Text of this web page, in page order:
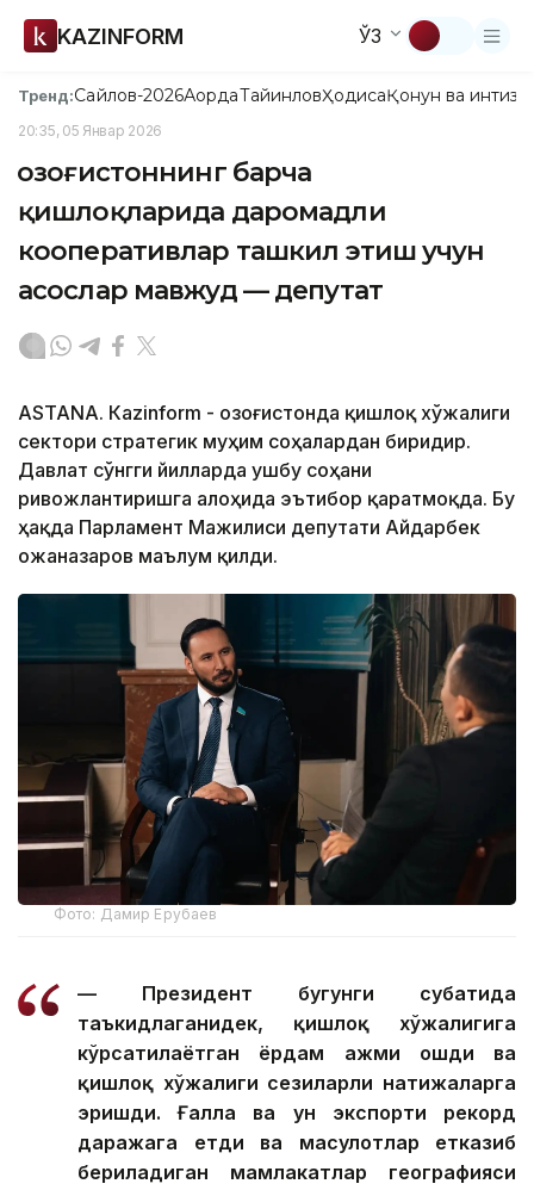
KAZINFORM ЎЗ
Тренд:Сайлов-2026АқордаТайинловҲодисаҚонун ва
20:35, 05 Январ 2026
Қозоғистоннинг барча
қишлоқларида даромадли
кооперативлар ташкил этиш учун
асослар мавжуд — депутат
ASTANА. Кazinform - Қозоғистонда қишлоқ хўжалиги
сектори стратегик муҳим соҳалардан биридир.
Давлат сўнгги йилларда ушбу соҳани
ривожлантиришга алоҳида эътибор қаратмоқда. Бу
ҳақда Парламент Мажилиси депутати Айдарбек
Қожаназаров маълум қилди.
Фото: Дамир Ерубаев
— Президент бугунги суҳбатида
таъкидлаганидек, қишлоқ хўжалигига
кўрсатилаётган ёрдам ҳажми ошди ва
қишлоқ хўжалиги сезиларли натижаларга
эришди. Ғалла ва ун экспорти рекорд
даражага етди ва маҳсулотлар етказиб
бериладиган мамлакатлар географияси